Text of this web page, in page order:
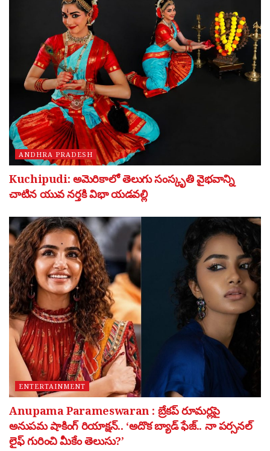
ANDHRA PRADESH
Kuchipudi: అమెరికాలో తెలుగు సంస్కృతి వైభవాన్ని
చాటిన యువ నర్తకి విభా యడవల్లి
ENTERTAINMENT
Anupama Parameswaran : బ్రేకప్ రూమర్లపై
అనుపమ షాకింగ్ రియాక్షన్.. ‘అదొక బ్యాడ్ ఫేజ్.. నా పర్సనల్
లైఫ్ గురించి మీకేం తెలుసు?’